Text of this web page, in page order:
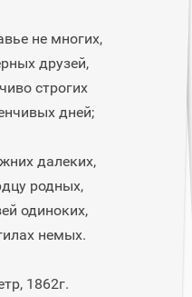
не многих,
друзей,
строгих
дней;
далеких,
родных,
одиноких,
немых.
1862г.